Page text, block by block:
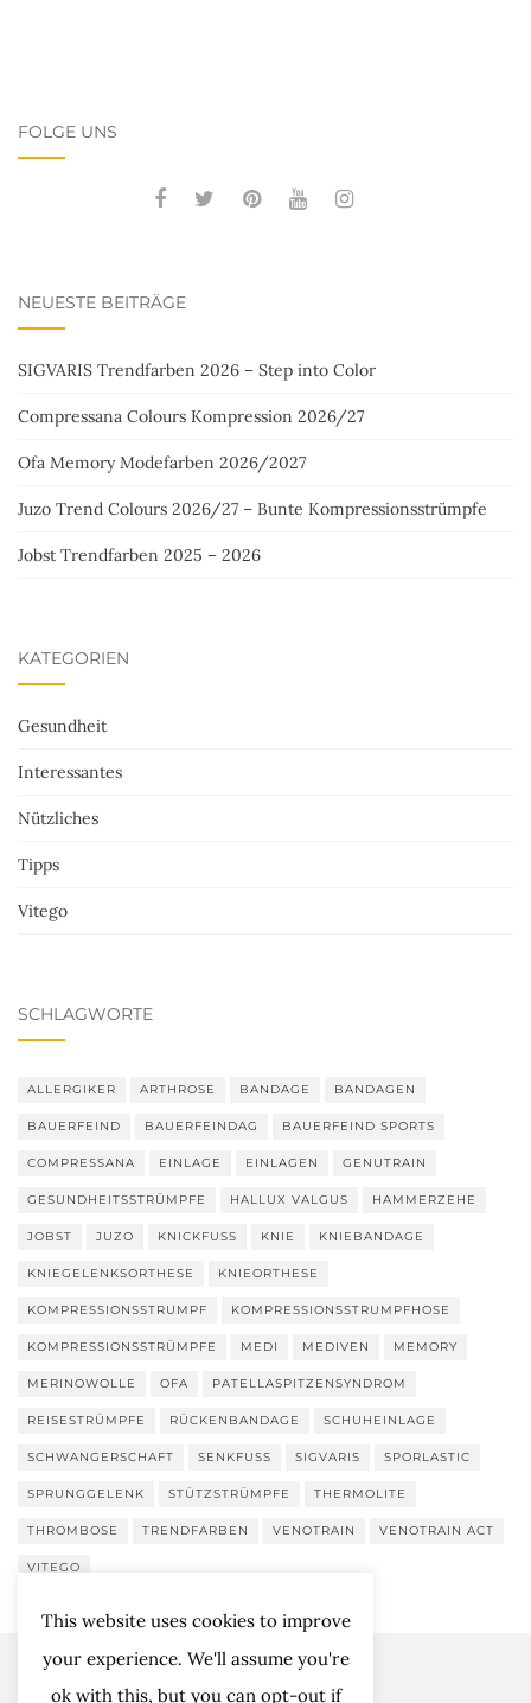
FOLGE UNS
NEUESTE BEITRÄGE
SIGVARIS Trendfarben 2026 – Step into Color
Compressana Colours Kompression 2026/27
Ofa Memory Modefarben 2026/2027
Juzo Trend Colours 2026/27 – Bunte Kompressionsstrümpfe
Jobst Trendfarben 2025 – 2026
KATEGORIEN
Gesundheit
Interessantes
Nützliches
Tipps
Vitego
SCHLAGWORTE
ALLERGIKER ARTHROSE BANDAGE BANDAGEN
BAUERFEIND BAUERFEINDAG BAUERFEIND SPORTS
COMPRESSANA EINLAGE EINLAGEN GENUTRAIN
GESUNDHEITSSTRÜMPFE HALLUX VALGUS HAMMERZEHE
JOBST JUZO KNICKFUSS KNIE KNIEBANDAGE
KNIEGELENKSORTHESE KNIEORTHESE
KOMPRESSIONSSTRUMPF KOMPRESSIONSSTRUMPFHOSE
KOMPRESSIONSSTRÜMPFE MEDI MEDIVEN MEMORY
MERINOWOLLE OFA PATELLASPITZENSYNDROM
REISESTRÜMPFE RÜCKENBANDAGE SCHUHEINLAGE
SCHWANGERSCHAFT SENKFUSS SIGVARIS SPORLASTIC
SPRUNGGELENK STÜTZSTRÜMPFE THERMOLITE
THROMBOSE TRENDFARBEN VENOTRAIN VENOTRAIN ACT
VITEGO
This website uses cookies to improve
your experience. We'll assume you're
ok with this, but you can opt-out if